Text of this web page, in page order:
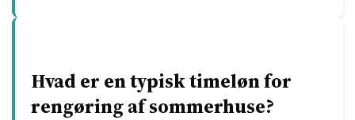
Hvad er en typisk timeløn for
rengøring af sommerhuse?